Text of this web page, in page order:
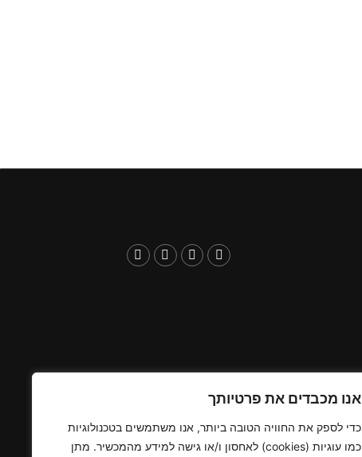
אנו מכבדים את פרטיותך
כדי לספק את החוויה הטובה ביותר, אנו משתמשים בטכנולוגיות
כמו עוגיות (cookies) לאחסון ו/או גישה למידע מהמכשיר. מתן